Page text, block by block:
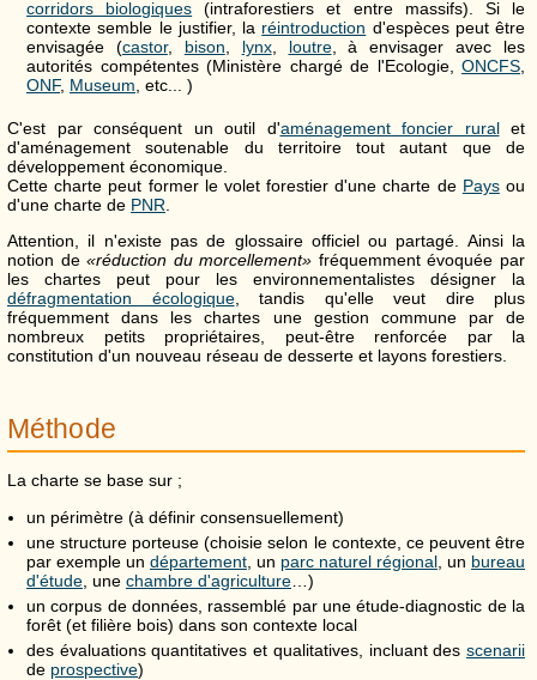
corridors biologiques (intraforestiers et entre massifs). Si le
contexte semble le justifier, la réintroduction d'espèces peut être
envisagée (castor, bison, lynx, loutre, à envisager avec les
autorités compétentes (Ministère chargé de l'Ecologie, ONCFS,
ONF, Museum, etc... )
C'est par conséquent un outil d'aménagement foncier ruralet
d'aménagement soutenable du territoire tout autant que de
développement économique.
Cette charte peut former le volet forestier d'une charte de Paysou
d'une charte de PNR
Attention, il n'existe pas de glossaire officiel ou partagé. Ainsi la
notion de«réduction du morcellement» fréquemment évoquée par
les chartes peut pour les environnementalistes désigner la
défragmentation écologique, tandis qu'elle veut dire plus
fréquemment dans les chartes une gestion commune par de
nombreux petits propriétaires, peut-être renforcée par la
constitution d'un nouveau réseau de desserte et layons forestiers.
Méthode
La charte se base sur ;
un périmètre (à définir consensuellement)
une structure porteuse (choisie selon le contexte, ce peuvent être
par exemple un département , un parc naturel régional , un bureau
d'étude , une chambre d'agriculture …)
un corpus de données, rassemblé par une étude-diagnostic de la
forêt (et filière bois) dans son contexte local
des évaluations quantitatives et qualitatives, incluant des scenarii
de prospective)